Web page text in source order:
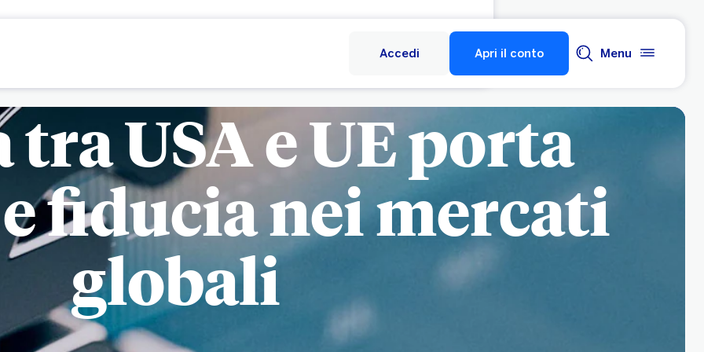
Accedi
Apri il conto Menu
tra USA e UE porta
fiducia nei mercati
globali